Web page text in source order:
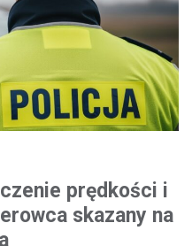
prędkości i
skazany na